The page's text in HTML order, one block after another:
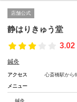
店舗公式
静はりきゅう堂
3.02
鍼灸
アクセス 心斎橋駅から
メニュー
鍼灸